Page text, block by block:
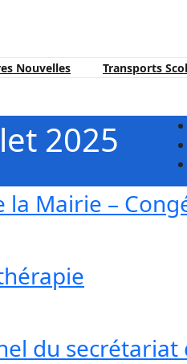
Nouvelles Transports
2025
Mairie –
du secrétariat